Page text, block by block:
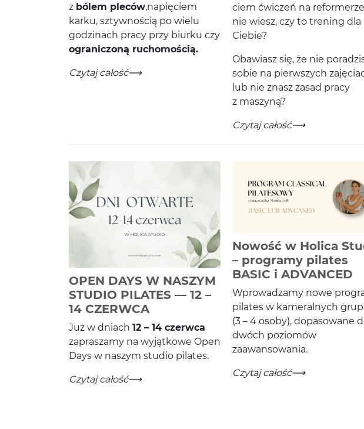
z bólem pleców,napię­ciem
karku, szty­wnoś­cią po wielu
godz­i­nach pracy przy biurku czy
ogranic­zoną ruchomością.
Trening indywidualny. Dlaczego warto postawić na ćwiczenia
-Czytaj całość
ciem ćwiczeń na
nie wiesz, czy to tren­ing dla
Ciebie?
Obaw­iasz się, że nie
sobie na pier­wszych
lub nie znasz zasad pracy
z maszyną?
PRE Reformer – idealny
-Czytaj całość
OPEN DAYS W NASZYM
STUDIO PILATES — 12 –
14 CZERWCA-Czytaj całość
Już w dni­ach 12 – 14 czer­wca
zapraszamy na wyjątkowe Open
Days w naszym stu­dio pilates.
OPEN DAYS W NASZYM STUDIO PILATES — 12 – 14 CZERWCA
-Czytaj całość
Nowość w Holica
– programy pilates
BASIC i ADVANCED-
Wprowadzamy nowe
pilates w kam­er­al­nych
(3– 4osoby), dopa­sowane
dwóch poziomów
zaawansowania.
Nowość w Holica Studio –
-Czytaj całość